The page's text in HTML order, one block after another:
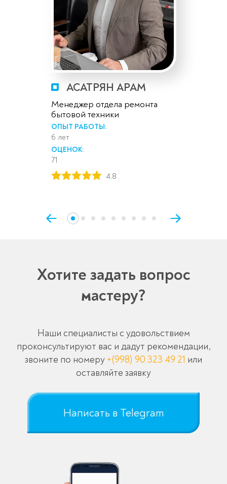
АСАТРЯН АРАМ
Менеджер отдела ремонта
бытовой техники
ОПЫТ РАБОТЫ:
6 лет
ОЦЕНОК:
71
4,8
Хотите задать вопрос
мастеру?
Наши специалисты с удовольствием
проконсультируют вас и дадут рекомендации,
звоните по номеру +(998) 90 323 49 21 или
оставляйте заявку
Написать в Telegram